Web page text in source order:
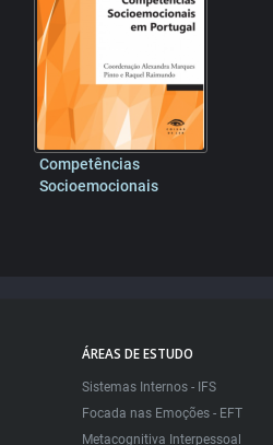
Competências
Socioemocionais
ÁREAS DE ESTUDO
Sistemas Internos - IFS
Focada nas Emoções - EFT
Metacognitiva Interpessoal